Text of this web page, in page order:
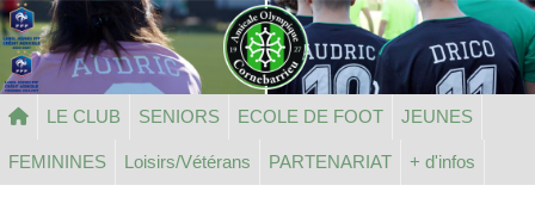
LE CLUB SENIORS ECOLE DE FOOT JEUNES
FEMININES Loisirs/Vétérans PARTENARIAT + d'infos
Panneau de gestion des cookies